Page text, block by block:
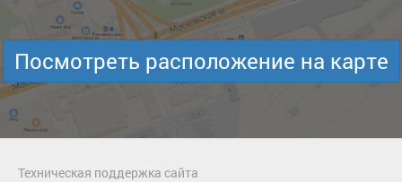
Посмотреть расположение на карте
Техническая поддержка сайта